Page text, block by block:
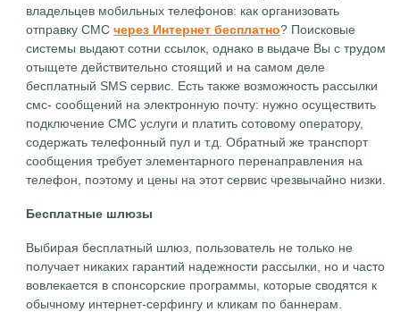
владельцев мобильных телефонов: как организовать
отправку СМСчерез Интернет бесплатно? Поисковые
системы выдают сотни ссылок, однако в выдаче Вы с трудом
отыщете действительно стоящий и на самом деле
бесплатный SMS сервис. Есть также возможность рассылки
смс- сообщений на электронную почту: нужно осуществить
подключение СМС услуги и платить сотовому оператору,
содержать телефонный пул и т.д. Обратный же транспорт
сообщения требует элементарного перенаправления на
телефон, поэтому и цены на этот сервис чрезвычайно низки.
Бесплатные шлюзы
Выбирая бесплатный шлюз, пользователь не только не
получает никаких гарантий надежности рассылки, но и часто
вовлекается в спонсорские программы, которые сводятся к
обычному интернет-серфингу и кликам по баннерам.